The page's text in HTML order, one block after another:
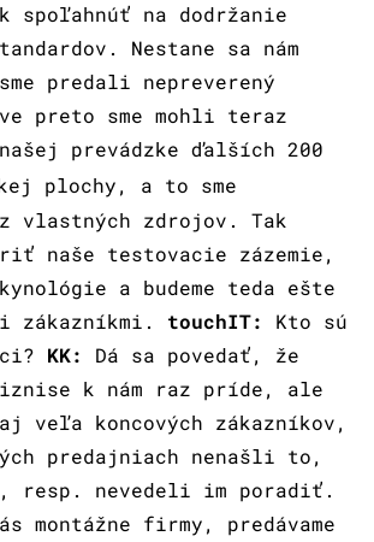
spoľahnúť na dodržanie
Nestane sa nám
predali nepreverený
preto sme mohli teraz
prevádzke ďalších 200
plochy, a to sme
vlastných zdrojov. Tak
naše testovacie zázemie,
a budeme teda ešte
zákazníkmi. touchIT:
Kto sú
KK:
Dá sa povedať, že
k nám raz príde, ale
veľa koncových zákazníkov,
predajniach nenašli to,
resp. nevedeli im poradiť.
montážne firmy, predávame